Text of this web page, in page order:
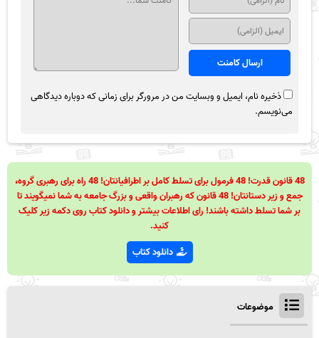
ذخیره نام، ایمیل و وبسایت من در مرورگر برای زمانی که دوباره دیدگاهی
می‌نویسم.
48 قانون قدرت! 48 فرمول برای تسلط کامل بر اطرافیانتان! 48 راه برای رهبری گروه،
جمع و زیر دستانتان! 48 قانون که رهبران واقعی و بزرگ جامعه به شما نمیگویند تا
بر شما تسلط داشته باشند! رای اطلاعات بیشتر و دانلود کتاب روی دکمه زیر کلیک
کنید.
دانلود کتاب
موضوعات